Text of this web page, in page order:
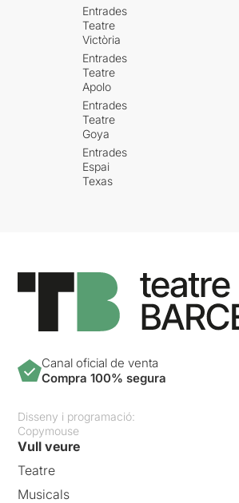
Entrades
Teatre
Victòria
Entrades
Teatre
Apolo
Entrades
Teatre
Goya
Entrades
Espai
Texas
Canal oficial de venta
Compra 100% segura
Disseny i programació:
Copymouse
Vull veure
Teatre
Musicals